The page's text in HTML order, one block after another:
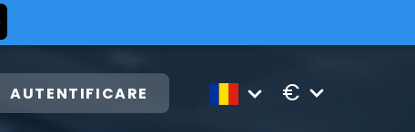
AUTENTIFICARE €